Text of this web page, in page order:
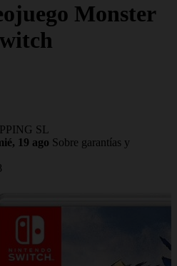
Monster
SL
19 ago Sobre garantías y